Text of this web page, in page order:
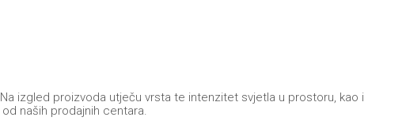
izgled proizvoda utječu vrsta te intenzitet svjetla u prostoru, kao i
naših prodajnih centara.